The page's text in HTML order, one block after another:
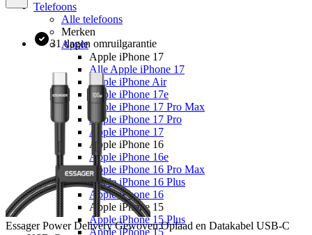
Telefoons
Alle telefoons
Merken
Apple
Apple iPhone 17
Alle Apple iPhone 17
Apple iPhone Air
Apple iPhone 17e
Apple iPhone 17 Pro Max
Apple iPhone 17 Pro
Apple iPhone 17
Apple iPhone 16
Apple iPhone 16e
Apple iPhone 16 Pro Max
Apple iPhone 16 Plus
Apple iPhone 16
Apple iPhone 15
Apple iPhone 15 Plus
Apple iPhone 15
31 dagen omruilgarantie
Essager Power Delivery Gewoven Oplaad en Datakabel USB-C